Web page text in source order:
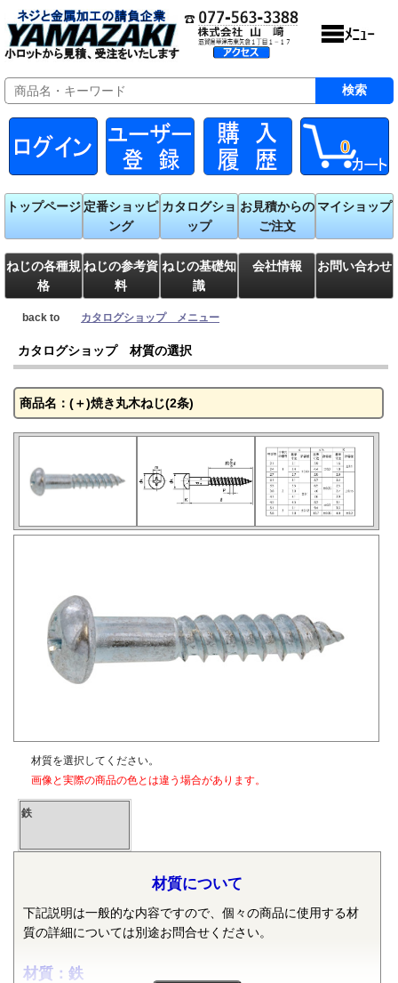
0
トップページ 定番ショッピ
ング
カタログショ
ップ
お見積からの
ご注文
マイショップ
ねじの各種規
格
ねじの参考資
料
ねじの基礎知
識
会社情報 お問い合わせ
back to カタログショップ メニュー
カタログショップ 材質の選択
商品名：(＋)焼き丸木ねじ(2条)
材質を選択してください。
画像と実際の商品の色とは違う場合があります。
鉄
材質について
下記説明は一般的な内容ですので、個々の商品に使用する材
質の詳細については別途お問合せください。
材質：鉄